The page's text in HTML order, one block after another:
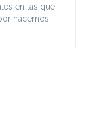
en las que
hacernos